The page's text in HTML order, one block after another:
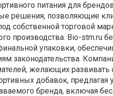
питания для
решения, позволяющие
собственной торговой
производства. Bio-stm.ru
упаковки,
законодательства.
желающих развивать
добавок, предлагая
бренда, включая